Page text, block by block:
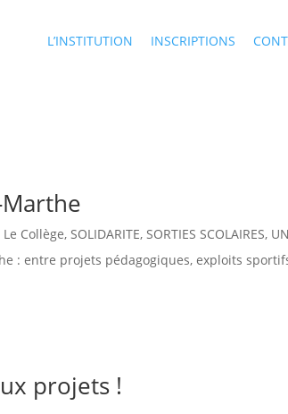
L’INSTITUTION INSCRIPTIONS
Le Collège, SOLIDARITE, SORTIES SCOLAIRES,
: entre projets pédagogiques, exploits
projets !